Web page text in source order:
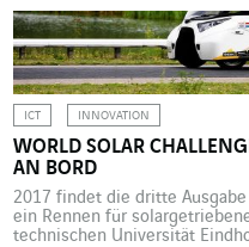
beschäftigt. Es gibt bereits
Valley, wo man sich mit der
das Center […]
ICT INNOVATION
WORLD SOLAR
AN BORD
2017 findet die dritte
ein Rennen für
technischen Universität